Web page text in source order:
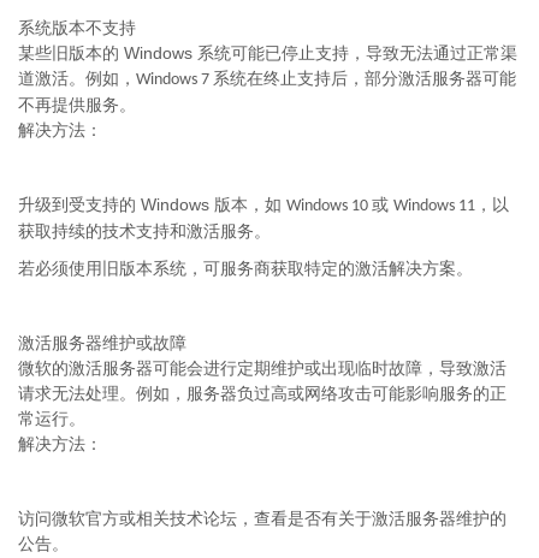
系统版本不支持
某些旧版本的 Windows 系统可能已停止支持，导致无法通过正常渠
道激活。例如， Windows 7 系统在终止支持后，部分激活服务器可能
不再提供服务。
解决方法：
升级到受支持的 Windows 版本，如 Windows 10 或 Windows 11 ，以
获取持续的技术支持和激活服务。
若必须使用旧版本系统，可服务商获取特定的激活解决方案。
激活服务器维护或故障
微软的激活服务器可能会进行定期维护或出现临时故障，导致激活
请求无法处理。例如，服务器负过高或网络攻击可能影响服务的正
常运行。
解决方法：
访问微软官方或相关技术论坛，查看是否有关于激活服务器维护的
公告。